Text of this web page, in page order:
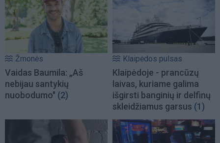
Žmonės
Vaidas Baumila: „Aš
nebijau santykių
nuobodumo" (2)
Klaipėdos pulsas
Klaipėdoje - prancūzų
laivas, kuriame galima
išgirsti banginių ir delfinų
skleidžiamus garsus (1)